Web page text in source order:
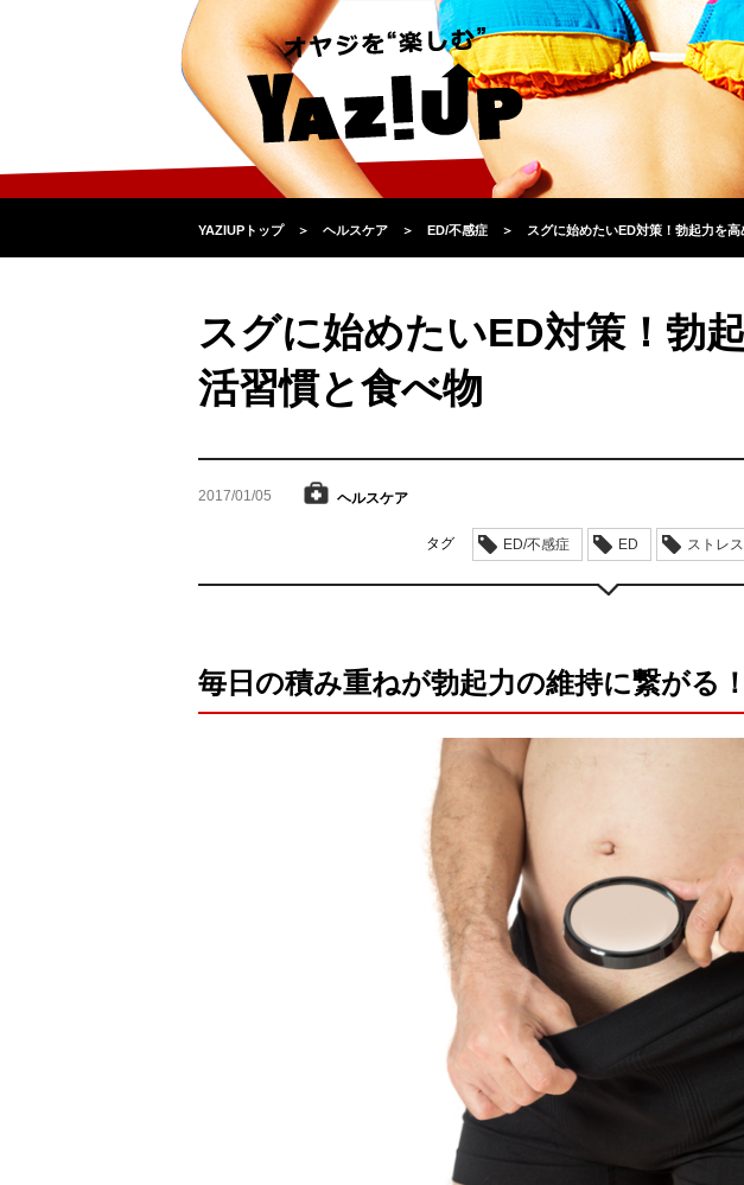
YAZIUPトップ ＞ ヘルスケア ＞ ED/不感症 ＞ スグに始めたいED対策！勃起力を
スグに始めたいED対策！勃
活習慣と食べ物
2017/01/05 ヘルスケア
タグ ED/不感症 ED ストレス
毎日の積み重ねが勃起力の維持に繋がる！